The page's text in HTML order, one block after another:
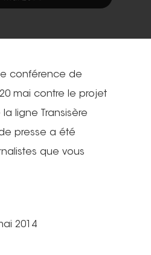
conférence de
mai contre le projet
ligne Transisère
presse a été
que vous
2014